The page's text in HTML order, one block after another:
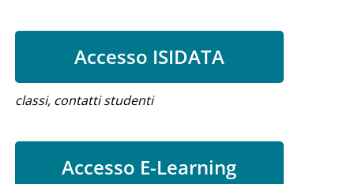
Accesso ISIDATA
classi, contatti studenti
Accesso E-Learning